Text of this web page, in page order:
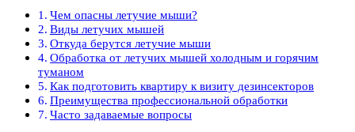
Чем опасны летучие мыши?
Виды летучих мышей
Откуда берутся летучие мыши
Обработка от летучих мышей холодным и горячим
туманом
Как подготовить квартиру к визиту дезинсекторов
Преимущества профессиональной обработки
Часто задаваемые вопросы